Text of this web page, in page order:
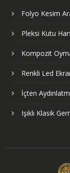
Folyo Kesim
Pleksi Kutu
Kompozit
Renkli Led
İçten
Işıklı Klasik